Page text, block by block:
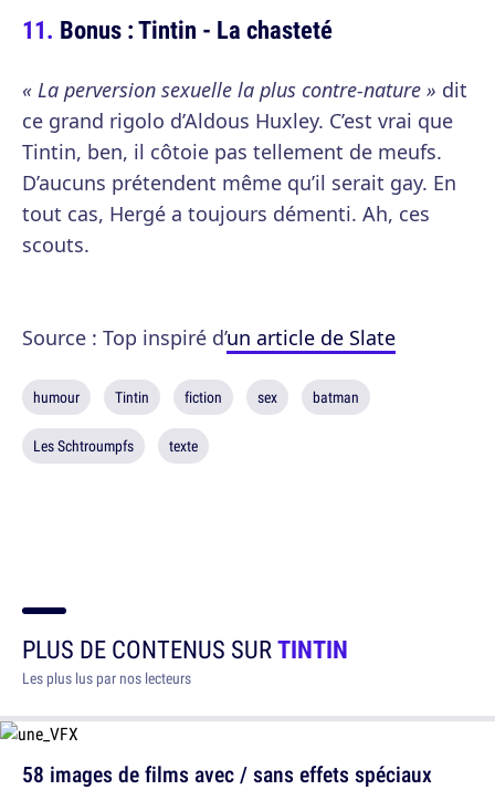
Bonus : Tintin - La chasteté
« La perversion sexuelle la plus contre-nature » dit
ce grand rigolo d’Aldous Huxley. C’est vrai que
Tintin, ben, il côtoie pas tellement de meufs.
D’aucuns prétendent même qu’il serait gay. En
tout cas, Hergé a toujours démenti. Ah, ces
scouts.
Source : Top inspiré d’un article de Slate
humour Tintin fiction sex batman
Les Schtroumpfs texte
PLUS DE CONTENUS SURTINTIN
Les plus lus par nos lecteurs
58 images de films avec / sans effets spéciaux